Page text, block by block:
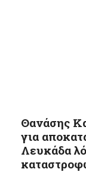
Θανάσης
για
Λευκάδα